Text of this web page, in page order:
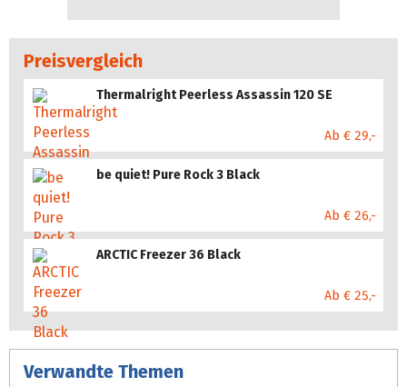
Preisvergleich
Thermalright Peerless Assassin 120 SE
Ab € 29,-
be quiet! Pure Rock 3 Black
Ab € 26,-
ARCTIC Freezer 36 Black
Ab € 25,-
Verwandte Themen